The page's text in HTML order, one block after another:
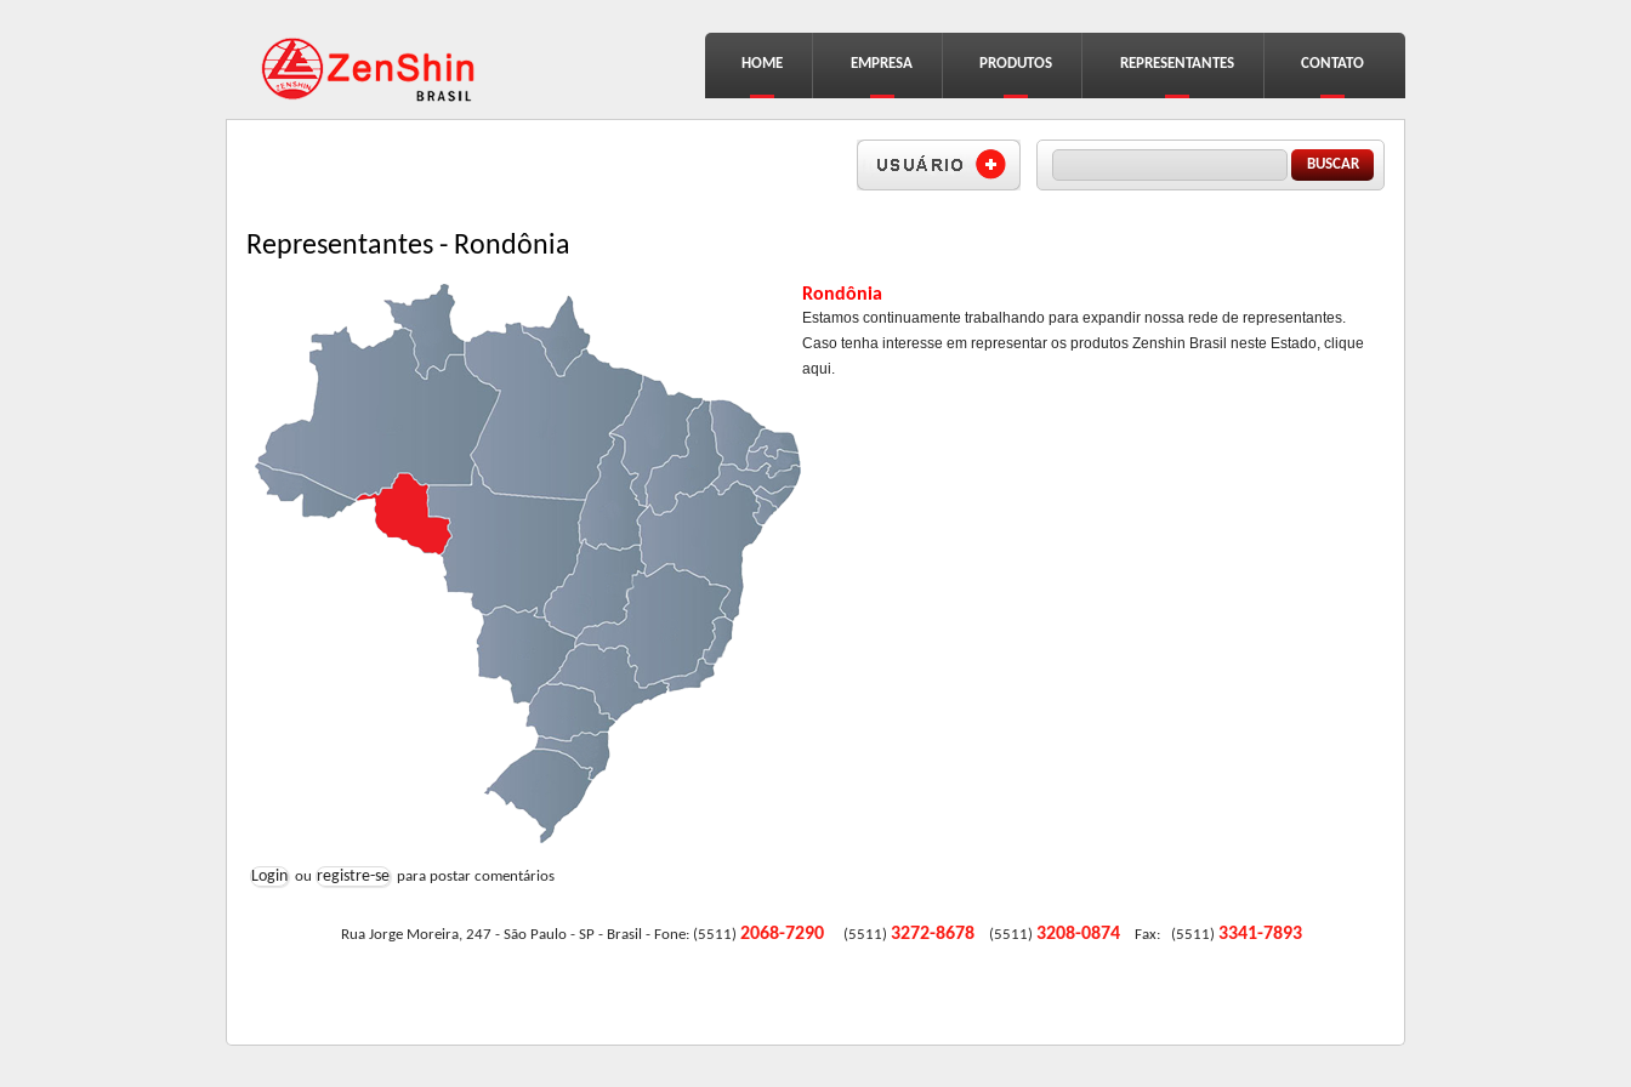
HOME EMPRESA PRODUTOS REPRESENTANTES CONTATO
Representantes - Rondônia
Rondônia
Estamos continuamente trabalhando para expandir nossa rede de representantes.
Caso tenha interesse em representar os produtos Zenshin Brasil neste Estado, clique
aqui.
Login ou registre-se para postar comentários
Rua Jorge Moreira, 247 - São Paulo - SP - Brasil - Fone: (5511) 2068-7290 (5511) 3272-8678 (5511) 3208-0874 Fax: (5511) 3341-7893